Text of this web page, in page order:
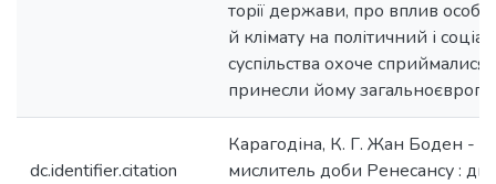
торiї держави, про вплив
й клімату на політичний і
суспільства охоче
принесли йому
dc.identifier.citation
Карагодіна, К. Г. Жан Боден -
мислитель доби Ренесансу :